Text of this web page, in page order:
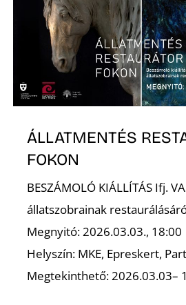
ÁLLATMENTÉS
FOKON
BESZÁMOLÓ KIÁLLÍTÁS Ifj.
állatszobrainak
Megnyitó: 2026.03.03., 18:00
Helyszín: MKE, Epreskert,
Megtekinthető: 2026.03.03–